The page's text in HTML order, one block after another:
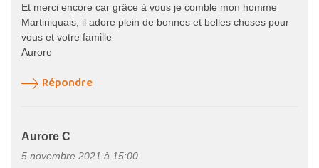
Et merci encore car grâce à vous je comble mon homme
Martiniquais, il adore plein de bonnes et belles choses pour
vous et votre famille
Aurore
Répondre
Aurore C
5 novembre 2021 à 15:00